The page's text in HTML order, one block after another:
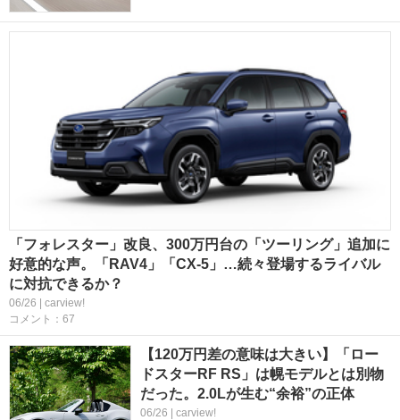
「フォレスター」改良、300万円台の「ツーリング」追加に
好意的な声。「RAV4」「CX-5」…続々登場するライバル
に対抗できるか？
06/26 | carview!
コメント：67
【120万円差の意味は大きい】「ロー
ドスターRF RS」は幌モデルとは別物
だった。2.0Lが生む“余裕”の正体
06/26 | carview!